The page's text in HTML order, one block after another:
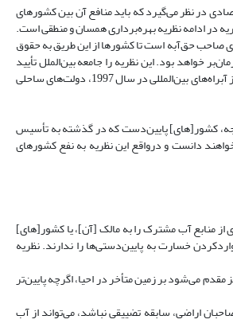
در نظر می‌گیرد که باید منافع آن بین کشورهای
ادامه نظریه بهره‌برداری همسان و منطقی است.
صاحب حق‌آبه است تا کشورها از این طریق به حقوق
خواهد بود. این نظریه را جامعه بین‌الملل تأیید
کرده است و کمیسیون حقوق بین‌الملل در زمان تدوین کنوانسیون سازمان ملل متحد درباره حقوق بهره‌برداری‌های غیرکشتیرانی از آبراه‌های بین‌المللی در سال 1997، دولت‌های ساحلی
کشور[های] پایین‌دست که در گذشته به تأسیس
دانست و درواقع این نظریه به نفع کشورهای
از منابع آب مشترک را به مالک [آن]، یا کشور[های]
خسارت به پایین‌دستی‌ها را ندارند. نظریه
مقدم می‌شود بر زمین متأخر در احیا، اگرچه پایین‌تر
صاحبان اراضی، سابقه تضییقی نباشد، می‌تواند از آب